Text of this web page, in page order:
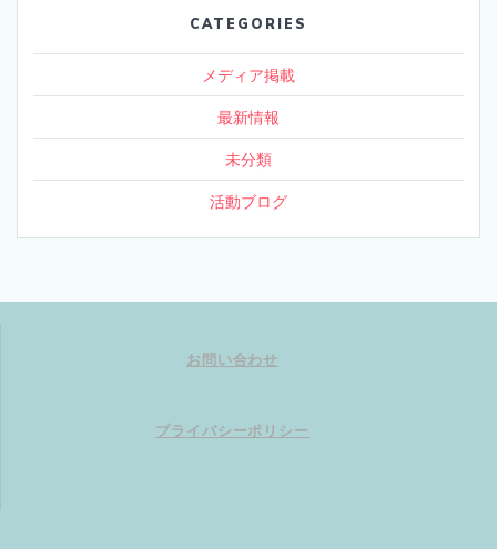
CATEGORIES
メディア掲載
最新情報
未分類
活動ブログ
お問い合わせ
プライバシーポリシー